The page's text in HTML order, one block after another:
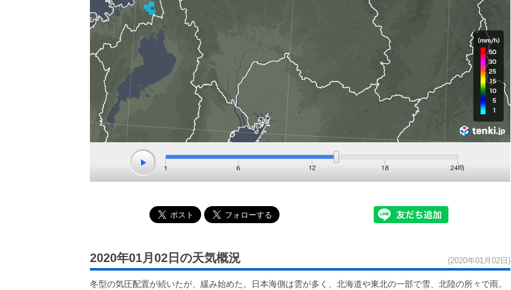
2020年01月02日の天気概況 (2020年01月02日)
冬型の気圧配置が続いたが、緩み始めた。日本海側は雲が多く、北海道や東北の一部で雪、北陸の所々で雨。